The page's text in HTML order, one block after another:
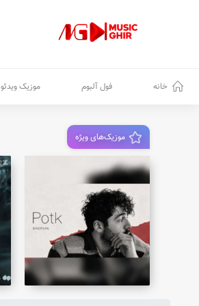
خانه فول آلبوم موزیک ویدئو
موزیک‌های ویژه